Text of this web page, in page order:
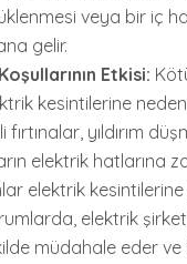
veya bir iç
gelir.
Etkisi:
kesintilerine
fırtınalar, yıldırım
elektrik hatlarına
elektrik
elektrik
müdahale eder ve